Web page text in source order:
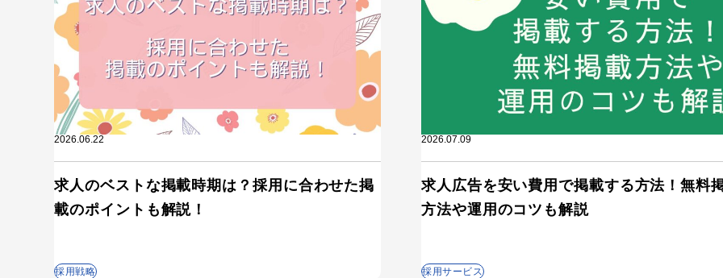
2026.06.22
求人のベストな掲載時期は？採用に合わせた掲
載のポイントも解説！
採用戦略
2026.07.09
求人広告を安い費用で掲載する方法！無料
方法や運用のコツも解説
採用サービス